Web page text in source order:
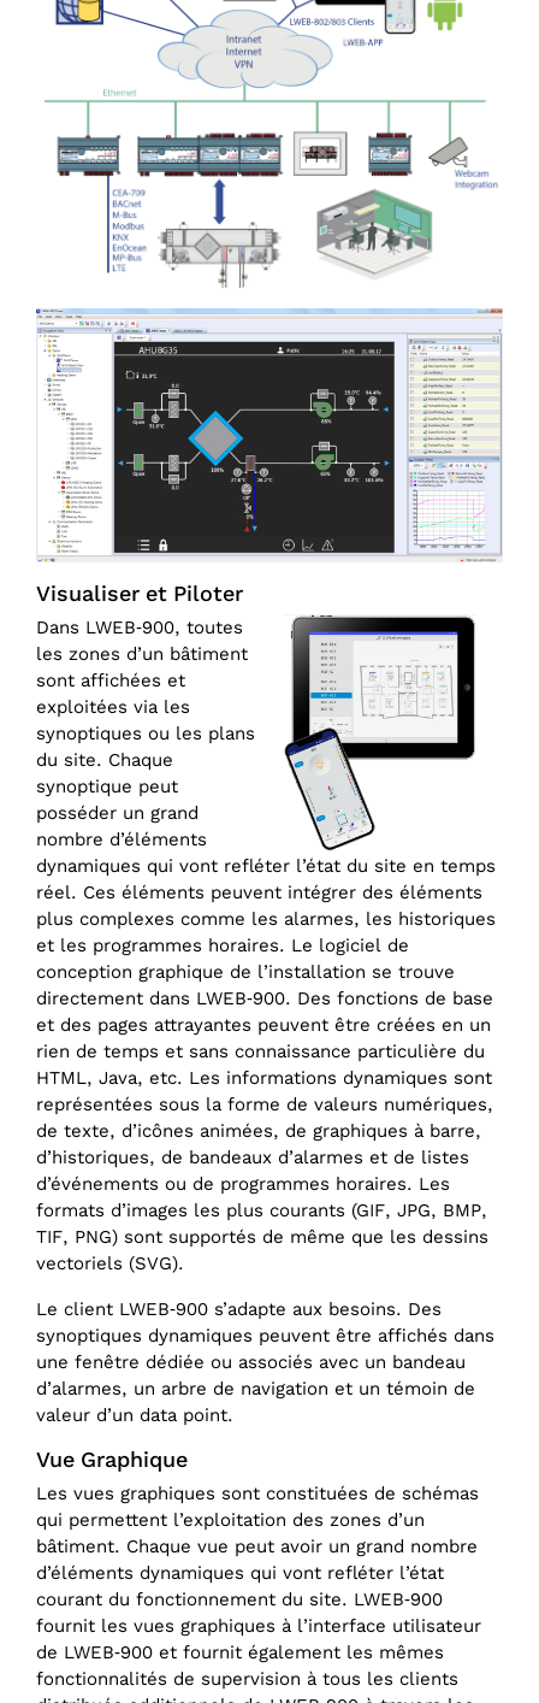
Visualiser et Piloter
Dans LWEB‑900, toutes
les zones d’un bâtiment
sont affichées et
exploitées via les
synoptiques ou les plans
du site. Chaque
synoptique peut
posséder un grand
nombre d’éléments
dynamiques qui vont refléter l’état du site en temps
réel. Ces éléments peuvent intégrer des éléments
plus complexes comme les alarmes, les historiques
et les programmes horaires. Le logiciel de
conception graphique de l’installation se trouve
directement dans LWEB‑900. Des fonctions de base
et des pages attrayantes peuvent être créées en un
rien de temps et sans connaissance particulière du
HTML, Java, etc. Les informations dynamiques sont
représentées sous la forme de valeurs numériques,
de texte, d’icônes animées, de graphiques à barre,
d’historiques, de bandeaux d’alarmes et de listes
d’événements ou de programmes horaires. Les
formats d’images les plus courants (GIF, JPG, BMP,
TIF, PNG) sont supportés de même que les dessins
vectoriels (SVG).
Le client LWEB‑900 s’adapte aux besoins. Des
synoptiques dynamiques peuvent être affichés dans
une fenêtre dédiée ou associés avec un bandeau
d’alarmes, un arbre de navigation et un témoin de
valeur d’un data point.
Vue Graphique
Les vues graphiques sont constituées de schémas
qui permettent l’exploitation des zones d’un
bâtiment. Chaque vue peut avoir un grand nombre
d’éléments dynamiques qui vont refléter l’état
courant du fonctionnement du site. LWEB‑900
fournit les vues graphiques à l’interface utilisateur
de LWEB‑900 et fournit également les mêmes
fonctionnalités de supervision à tous les clients